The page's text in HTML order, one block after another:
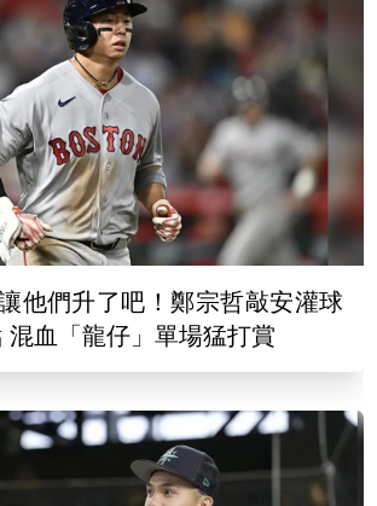
他們升了吧！鄭宗哲敲安灌球
隊最高3打點 混血「龍仔」單場猛打賞